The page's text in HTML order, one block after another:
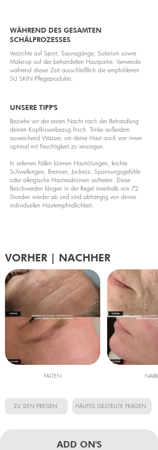
WÄHREND DES GESAMTEN
SCHÄLPROZESSES
Verzichte auf Sport, Saunagänge, Solarium sowie
Make-up auf der behandelten Hautpartie. Verwende
während dieser Zeit ausschließlich die empfohlenen
SU SKIN Pflegeprodukte.
UNSERE TIPP'S
Beziehe vor der ersten Nacht nach der Behandlung
deinen Kopfkissenbezug frisch. Trinke außerdem
ausreichend Wasser, um deine Haut auch von innen
optimal mit Feuchtigkeit zu versorgen.
In seltenen Fällen können Hautrötungen, leichte
Schwellungen, Brennen, Juckreiz, Spannungsgefühle
oder allergische Hautreaktionen auftreten. Diese
Beschwerden klingen in der Regel innerhalb von 72
Stunden wieder ab und sind abhängig von deiner
individuellen Hautempfindlichkeit.
VORHER | NACHHER
FALTEN
ZU DEN PREISEN HÄUFIG GESTELLTE FRAGEN
ADD ON'S